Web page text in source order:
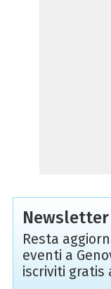
Resta
eventi a
iscriviti